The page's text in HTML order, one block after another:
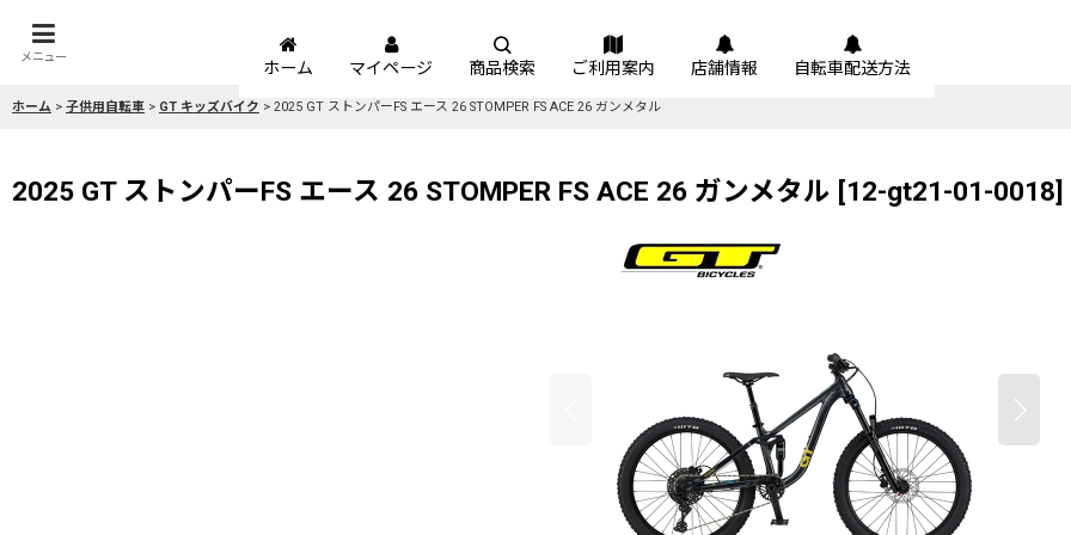
メニュー
ホーム マイページ 商品検索 ご利用案内 店舗情報 自転車配送方法
ホーム > 子供用自転車 > GT キッズバイク > 2025 GT ストンパーFS エース 26 STOMPER FS ACE 26 ガンメタル
2025 GT ストンパーFS エース 26 STOMPER FS ACE 26 ガンメタル [12-gt21-01-0018]